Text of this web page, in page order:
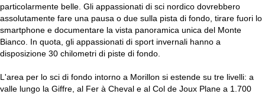
particolarmente belle. Gli appassionati di sci nordico dovrebbero
assolutamente fare una pausa o due sulla pista di fondo, tirare fuori lo
smartphone e documentare la vista panoramica unica del Monte
Bianco. In quota, gli appassionati di sport invernali hanno a
disposizione 30 chilometri di piste di fondo.
L'area per lo sci di fondo intorno a Morillon si estende su tre livelli: a
valle lungo la Giffre, al Fer à Cheval e al Col de Joux Plane a 1.700